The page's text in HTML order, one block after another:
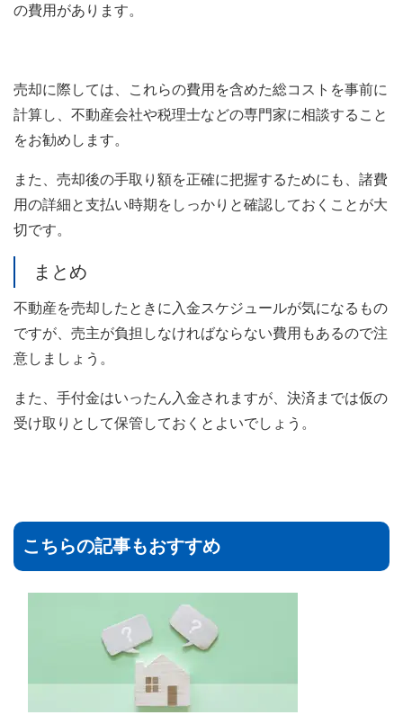
の費用があります。
売却に際しては、これらの費用を含めた総コストを事前に
計算し、不動産会社や税理士などの専門家に相談すること
をお勧めします。
また、売却後の手取り額を正確に把握するためにも、諸費
用の詳細と支払い時期をしっかりと確認しておくことが大
切です。
まとめ
不動産を売却したときに入金スケジュールが気になるもの
ですが、売主が負担しなければならない費用もあるので注
意しましょう。
また、手付金はいったん入金されますが、決済までは仮の
受け取りとして保管しておくとよいでしょう。
こちらの記事もおすすめ